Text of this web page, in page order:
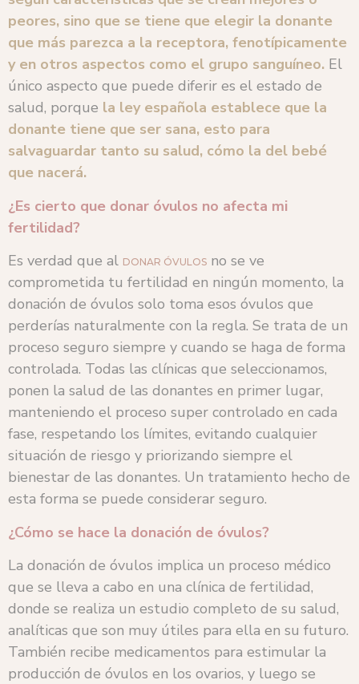
peores, sino que se tiene que elegir la donante
que más parezca a la receptora, fenotípicamente
y en otros aspectos como el grupo sanguíneo. El
único aspecto que puede diferir es el estado de
salud, porque la ley española establece que la
donante tiene que ser sana, esto para
salvaguardar tanto su salud, cómo la del bebé
que nacerá.
¿Es cierto que donar óvulos no afecta mi
fertilidad?
Es verdad que al DONAR ÓVULOS no se ve
comprometida tu fertilidad en ningún momento, la
donación de óvulos solo toma esos óvulos que
perderías naturalmente con la regla. Se trata de un
proceso seguro siempre y cuando se haga de forma
controlada. Todas las clínicas que seleccionamos,
ponen la salud de las donantes en primer lugar,
manteniendo el proceso super controlado en cada
fase, respetando los límites, evitando cualquier
situación de riesgo y priorizando siempre el
bienestar de las donantes. Un tratamiento hecho de
esta forma se puede considerar seguro.
¿Cómo se hace la donación de óvulos?
La donación de óvulos implica un proceso médico
que se lleva a cabo en una clínica de fertilidad,
donde se realiza un estudio completo de su salud,
analíticas que son muy útiles para ella en su futuro.
También recibe medicamentos para estimular la
producción de óvulos en los ovarios, y luego se